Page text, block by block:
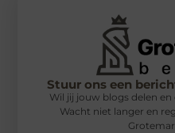
Stuur ons een
Wil jij jouw blogs delen
Wacht niet langer en